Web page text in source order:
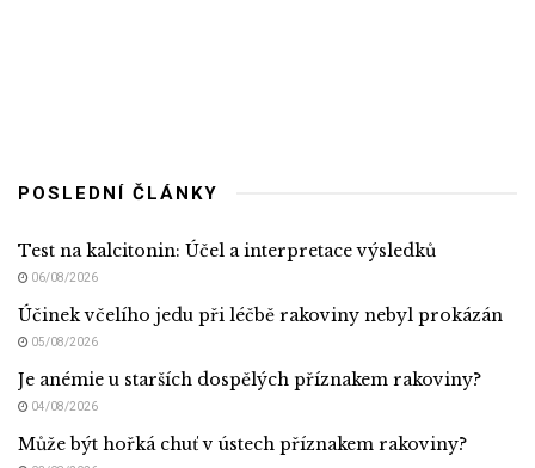
POSLEDNÍ ČLÁNKY
Test na kalcitonin: Účel a interpretace výsledků
06/08/2026
Účinek včelího jedu při léčbě rakoviny nebyl prokázán
05/08/2026
Je anémie u starších dospělých příznakem rakoviny?
04/08/2026
Může být hořká chuť v ústech příznakem rakoviny?